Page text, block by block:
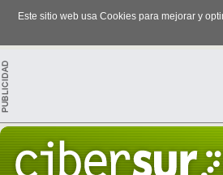
Este sitio web usa Cookies para mejorar y